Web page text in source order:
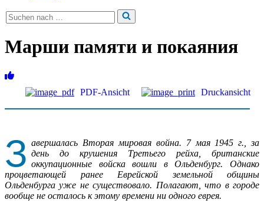
Suchen
nach …
Марши памяти и покаяния
PDF-Ansicht Druckansicht
З авершалась Вторая мировая война. 7 мая 1945 г., за
день до крушения Третьего рейха, британские
оккупационные войска вошли в Ольденбург. Однако
процветающей ранее Еврейской земельной общины
Ольденбурга уже не существовало. Полагают, что в городе
вообще не осталось к этому времени ни одного еврея.